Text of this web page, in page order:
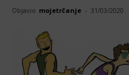
Objavio mojetrčanje - 31/03/2020